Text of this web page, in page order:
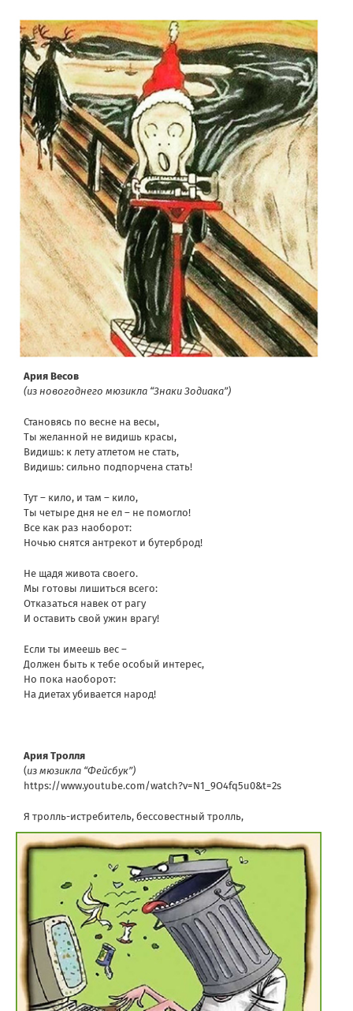
Ария Весов
(из новогоднего мюзикла “Знаки Зодиака”)
Становясь по весне на весы,
Ты желанной не видишь красы,
Видишь: к лету атлетом не стать,
Видишь: сильно подпорчена стать!
Тут – кило, и там – кило,
Ты четыре дня не ел – не помогло!
Все как раз наоборот:
Ночью снятся антрекот и бутерброд!
Не щадя живота своего.
Мы готовы лишиться всего:
Отказаться навек от рагу
И оставить свой ужин врагу!
Если ты имеешь вес –
Должен быть к тебе особый интерес,
Но пока наоборот:
На диетах убивается народ!
Ария Тролля
(из мюзикла “Фейсбук”)
https://www.youtube.com/watch?v=N1_9O4fq5u0&t=2s
Я тролль-истребитель, бессовестный тролль,